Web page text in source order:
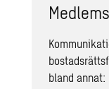
bland annat: